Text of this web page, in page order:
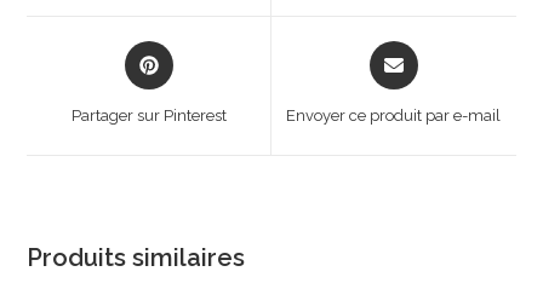
Opens
in
Partager sur Pinterest
Opens
in
new
Envoyer ce produit par e-mail
Produits similaires